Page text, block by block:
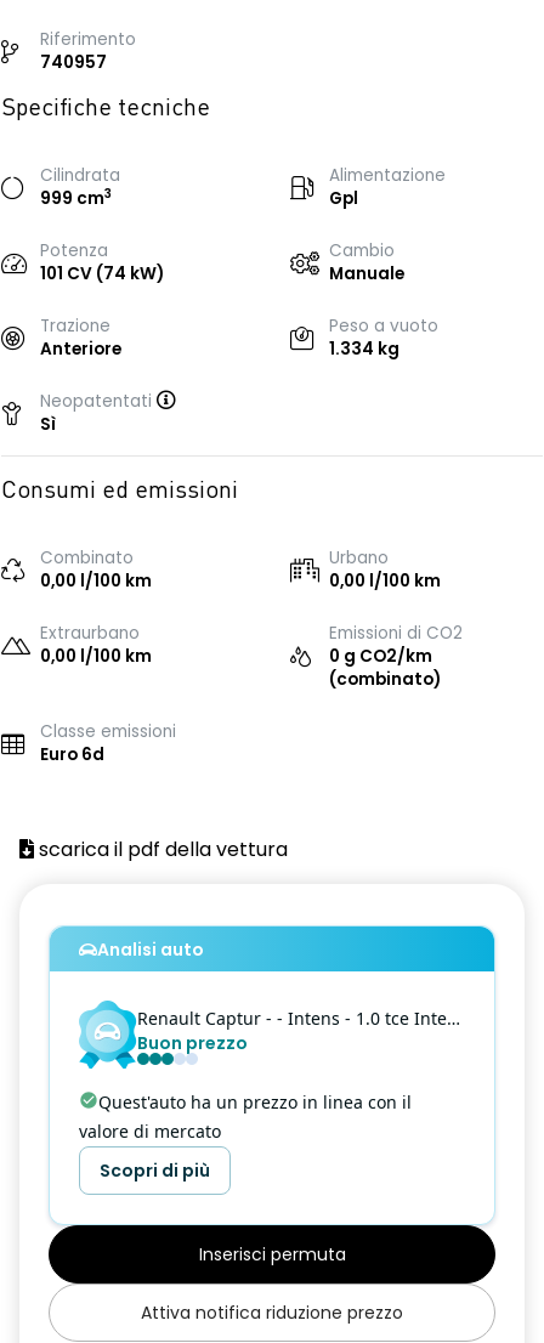
Riferimento
740957
Specifiche tecniche
Cilindrata
999 cm3
Alimentazione
Gpl
Potenza
101 CV (74 kW)
Cambio
Manuale
Trazione
Anteriore
Peso a vuoto
1.334 kg
Neopatentati
Sì
Consumi ed emissioni
Combinato
0,00 l/100 km
Urbano
0,00 l/100 km
Extraurbano
0,00 l/100 km
Emissioni di CO2
0 g CO2/km
(combinato)
Classe emissioni
Euro 6d
scarica il pdf della vettura
Analisi auto
Renault Captur - - Intens - 1.0 tce Intens Gpl 100cv my21
Buon prezzo
Quest'auto ha un prezzo in linea con il
valore di mercato
Scopri di più
Inserisci permuta
Attiva notifica riduzione prezzo